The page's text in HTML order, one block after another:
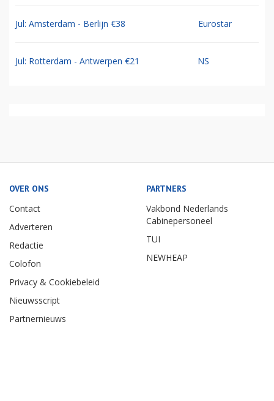
Jul: Amsterdam - Berlijn €38 Eurostar
Jul: Rotterdam - Antwerpen €21 NS
OVER ONS
Contact
Adverteren
Redactie
Colofon
Privacy & Cookiebeleid
Nieuwsscript
Partnernieuws
PARTNERS
Vakbond Nederlands
Cabinepersoneel
TUI
NEWHEAP